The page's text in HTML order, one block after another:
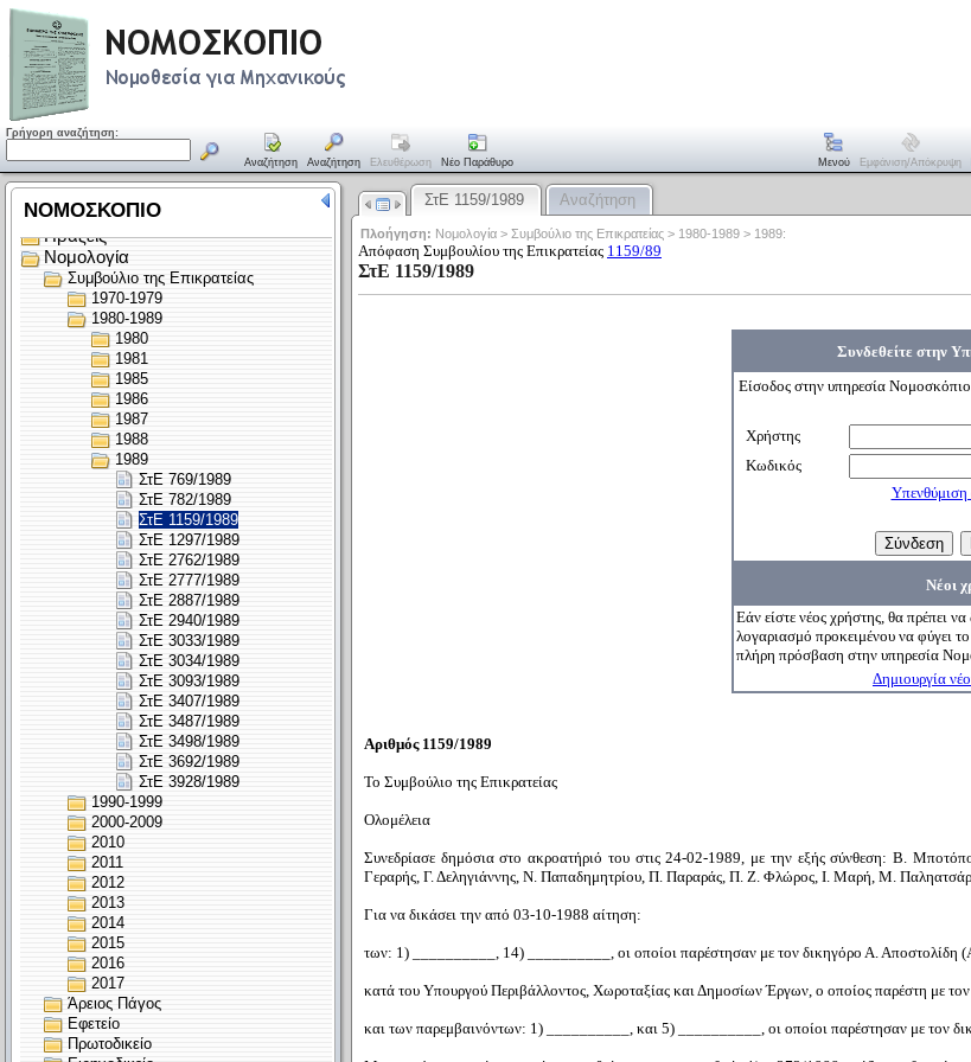
Γρήγορη αναζήτηση:
Αναζήτηση Αναζήτηση Ελευθέρωση Νέο Παράθυρο Μενού Εμφάνιση/απόκρυψη
ΣτΕ 1159/1989 Αναζήτηση